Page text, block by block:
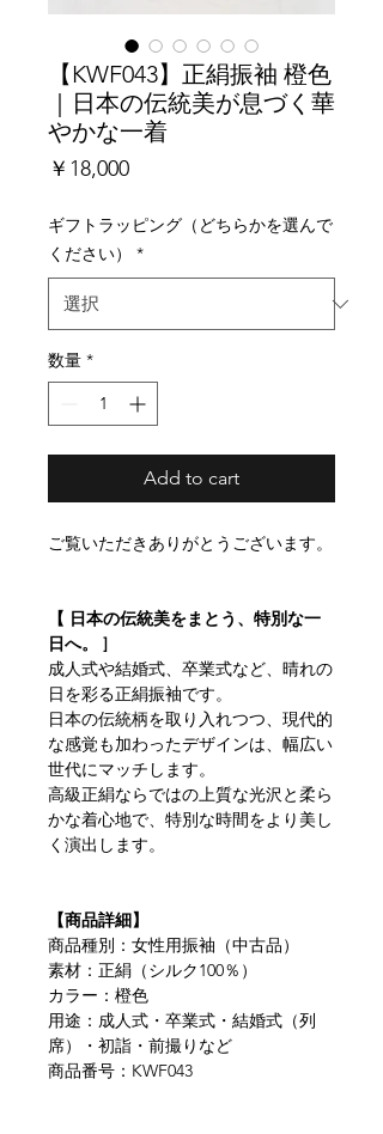
【KWF043】正絹振袖 橙色
｜日本の伝統美が息づく華
やかな一着
￥18,000価
ギフトラッピング（どちらかを選んで
ください）
*
数量 *
Add to cart
ご覧いただきありがとうございます。
【 日本の伝統美をまとう、特別な一
日へ。 ]
成人式や結婚式、卒業式など、晴れの
日を彩る正絹振袖です。
日本の伝統柄を取り入れつつ、現代的
な感覚も加わったデザインは、幅広い
世代にマッチします。
高級正絹ならではの上質な光沢と柔ら
かな着心地で、特別な時間をより美し
く演出します。
【商品詳細】
商品種別：女性用振袖（中古品）
素材：正絹（シルク100％）
カラー：橙色
用途：成人式・卒業式・結婚式（列
席）・初詣・前撮りなど
商品番号：KWF043